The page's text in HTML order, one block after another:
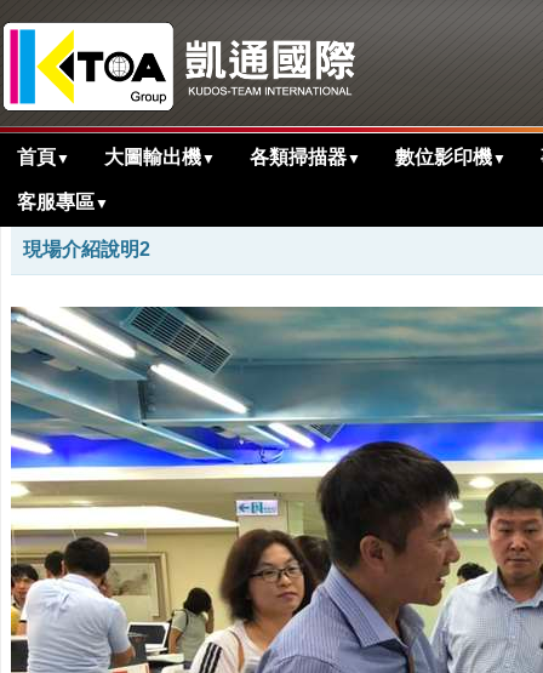
首頁▼ 大圖輸出機▼ 各類掃描器▼ 數位影印機▼
客服專區▼
首頁 > 活動花絮剪影
現場介紹說明2